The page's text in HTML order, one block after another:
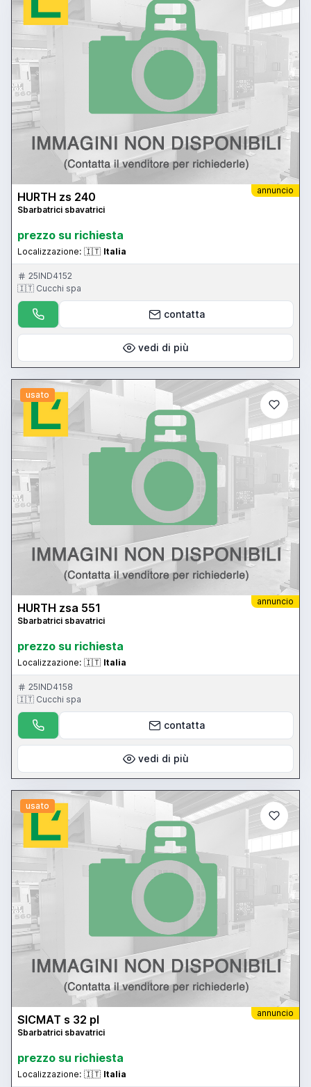
annuncio
HURTH zs 240
Sbarbatrici sbavatrici
prezzo su richiesta
Localizzazione: 🇮🇹 Italia
25IND4152
🇮🇹 Cucchi spa
contatta
vedi di più
usato
annuncio
HURTH zsa 551
Sbarbatrici sbavatrici
prezzo su richiesta
Localizzazione: 🇮🇹 Italia
25IND4158
🇮🇹 Cucchi spa
contatta
vedi di più
usato
annuncio
SICMAT s 32 pl
Sbarbatrici sbavatrici
prezzo su richiesta
Localizzazione: 🇮🇹 Italia